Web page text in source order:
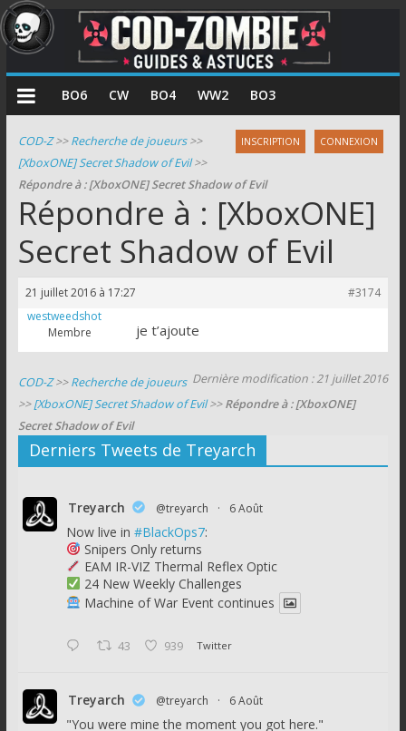
COD
Zombie
Guides
et
astuces
pour
le
zombie
de
Call
Duty
BO6 CW BO4 WW2 BO3
INSCRIPTION CONNEXION
COD-Z>>Recherche de joueurs>>
[XboxONE] Secret Shadow of Evil>>
Répondre à : [XboxONE] Secret Shadow of Evil
Répondre à : [XboxONE]
Secret Shadow of Evil
21 juillet 2016 à 17:27
#3174
westweedshot
Membre
je t’ajoute
Dernière modification : 21 juillet 2016
COD-Z>>Recherche de joueurs
>>[XboxONE] Secret Shadow of Evil>>Répondre à : [XboxONE]
Secret Shadow of Evil
Derniers Tweets de Treyarch
Treyarch @treyarch · 6 Août
Now live in #BlackOps7:
Snipers Only returns
EAM IR-VIZ Thermal Reflex Optic
24 New Weekly Challenges
Machine of War Event continues
43 939 Twitter
Treyarch @treyarch · 6 Août
"You were mine the moment you got here."